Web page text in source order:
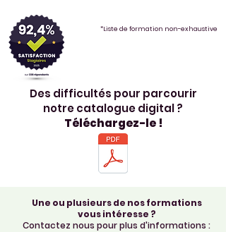
*Liste de formation non-exhaustive
Des difficultés pour parcourir
notre catalogue digital ?
Téléchargez-le !
Une ou plusieurs de nos formations
vous intéresse ?
Contactez nous pour plus d'informations :